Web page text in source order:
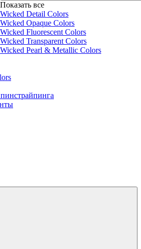
Показать все
Wicked Detail Colors
Wicked Opaque Colors
Wicked Fluorescent Colors
Wicked Transparent Colors
Wicked Pearl & Metallic Colors